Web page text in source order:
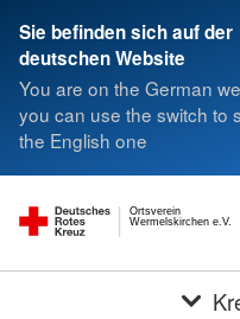
Sie befinden sich auf der
deutschen Website
You are on the German
you can use the switch to
the English one
Wermelskirchen e.V.
Ortsverein